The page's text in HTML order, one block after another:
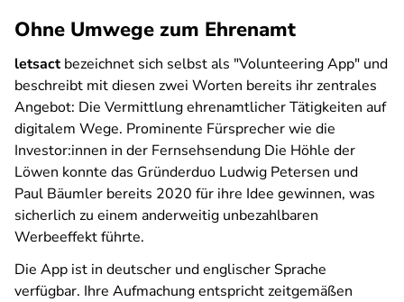
Ohne Umwege zum Ehrenamt
letsactbezeichnet sich selbst als "Volunteering App" und
beschreibt mit diesen zwei Worten bereits ihr zentrales
Angebot: Die Vermittlung ehrenamtlicher Tätigkeiten auf
digitalem Wege. Prominente Fürsprecher wie die
Investor:innen in der Fernsehsendung Die Höhle der
Löwen konnte das Gründerduo Ludwig Petersen und
Paul Bäumler bereits 2020 für ihre Idee gewinnen, was
sicherlich zu einem anderweitig unbezahlbaren
Werbeeffekt führte.
Die App ist in deutscher und englischer Sprache
verfügbar. Ihre Aufmachung entspricht zeitgemäßen